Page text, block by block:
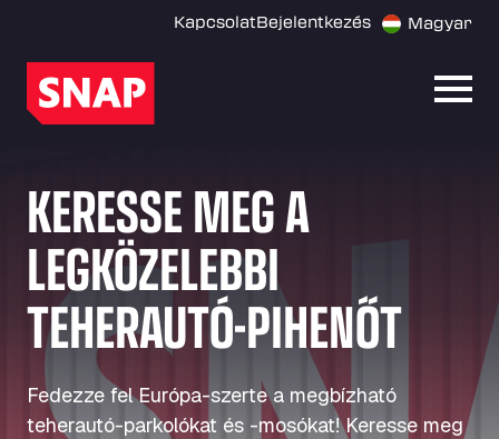
KapcsolatBejelentkezés Magyar
KERESSE MEG A
LEGKÖZELEBBI
TEHERAUTÓ-PIHENŐT
Fedezze fel Európa-szerte a megbízható
teherautó-parkolókat és -mosókat! Keresse meg